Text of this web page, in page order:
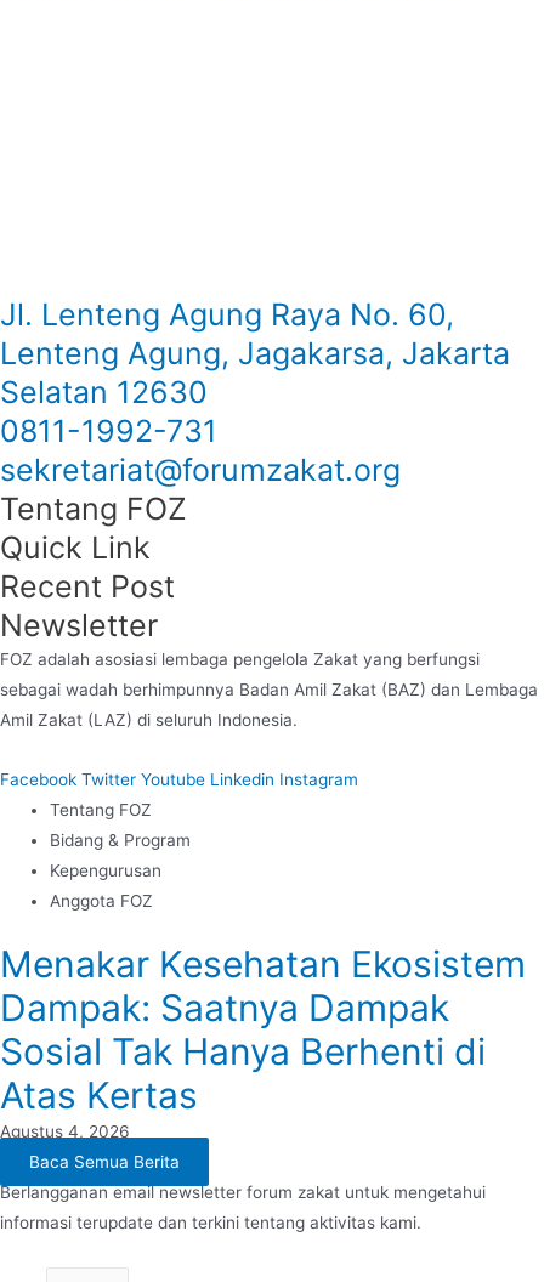
Jl. Lenteng Agung Raya No. 60,
Lenteng Agung, Jagakarsa, Jakarta
Selatan 12630
0811-1992-731
sekretariat@forumzakat.org
Tentang FOZ
Quick Link
Recent Post
Newsletter
FOZ adalah asosiasi lembaga pengelola Zakat yang berfungsi
sebagai wadah berhimpunnya Badan Amil Zakat (BAZ) dan Lembaga
Amil Zakat (LAZ) di seluruh Indonesia.
Facebook Twitter Youtube Linkedin Instagram
Tentang FOZ
Bidang & Program
Kepengurusan
Anggota FOZ
Menakar Kesehatan Ekosistem
Dampak: Saatnya Dampak
Sosial Tak Hanya Berhenti di
Atas Kertas
Agustus 4, 2026
Baca Semua Berita
Berlangganan email newsletter forum zakat untuk mengetahui
informasi terupdate dan terkini tentang aktivitas kami.